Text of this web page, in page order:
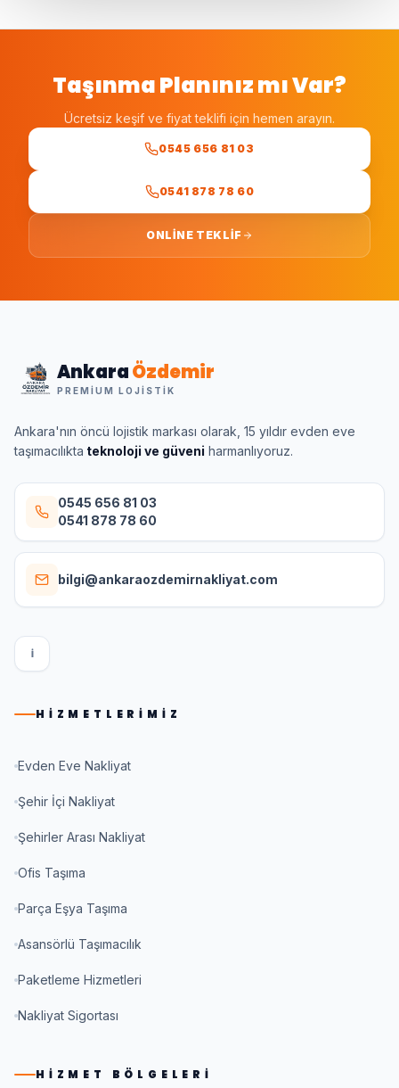
Taşınma Planınız mı Var?
Ücretsiz keşif ve fiyat teklifi için hemen arayın.
0545 656 81 03
0541 878 78 60
ONLINE TEKLIF
AnkaraÖzdemir
PREMIUM LOJISTIK
Ankara'nın öncü lojistik markası olarak, 15 yıldır evden eve
taşımacılıkta teknoloji ve güveni harmanlıyoruz.
0545 656 81 03
0541 878 78 60
bilgi@ankaraozdemirnakliyat.com
I
HIZMETLERIMIZ
Evden Eve Nakliyat
Şehir İçi Nakliyat
Şehirler Arası Nakliyat
Ofis Taşıma
Parça Eşya Taşıma
Asansörlü Taşımacılık
Paketleme Hizmetleri
Nakliyat Sigortası
HIZMET BÖLGELERI